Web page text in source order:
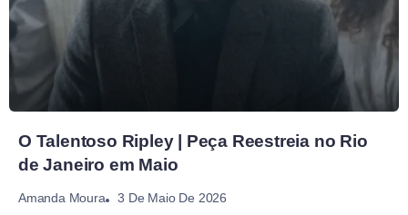
O Talentoso Ripley | Peça Reestreia no Rio
de Janeiro em Maio
Amanda Moura 3 De Maio De 2026